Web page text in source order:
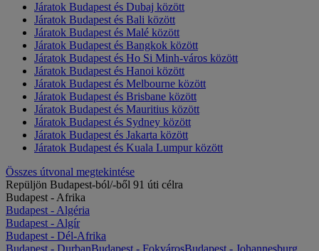
Járatok Budapest és Dubaj között
Járatok Budapest és Bali között
Járatok Budapest és Malé között
Járatok Budapest és Bangkok között
Járatok Budapest és Ho Si Minh-város között
Járatok Budapest és Hanoi között
Járatok Budapest és Melbourne között
Járatok Budapest és Brisbane között
Járatok Budapest és Mauritius között
Járatok Budapest és Sydney között
Járatok Budapest és Jakarta között
Járatok Budapest és Kuala Lumpur között
Összes útvonal megtekintése
Repüljön Budapest-ból/-ből 91 úti célra
Budapest - Afrika
Budapest - Algéria
Budapest - Algír
Budapest - Dél-Afrika